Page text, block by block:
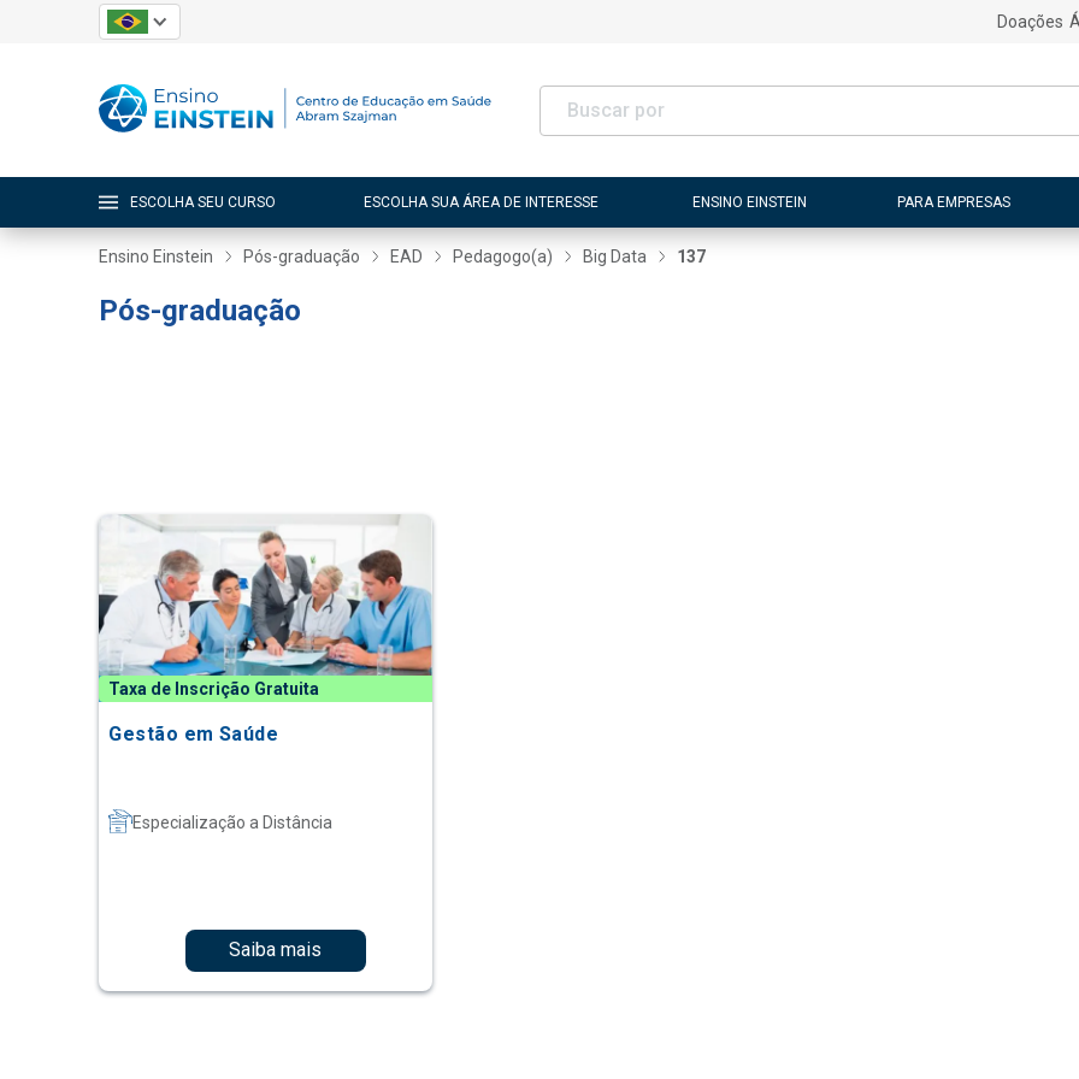
Doações
ESCOLHA SEU CURSO ESCOLHA SUA ÁREA DE INTERESSE ENSINO EINSTEIN PARA EMPRESAS
Ensino Einstein Pós-graduação EAD Pedagogo(a) Big Data 137
Pós-graduação
Taxa de Inscrição Gratuita
Gestão em Saúde
Especialização a Distância
Saiba mais